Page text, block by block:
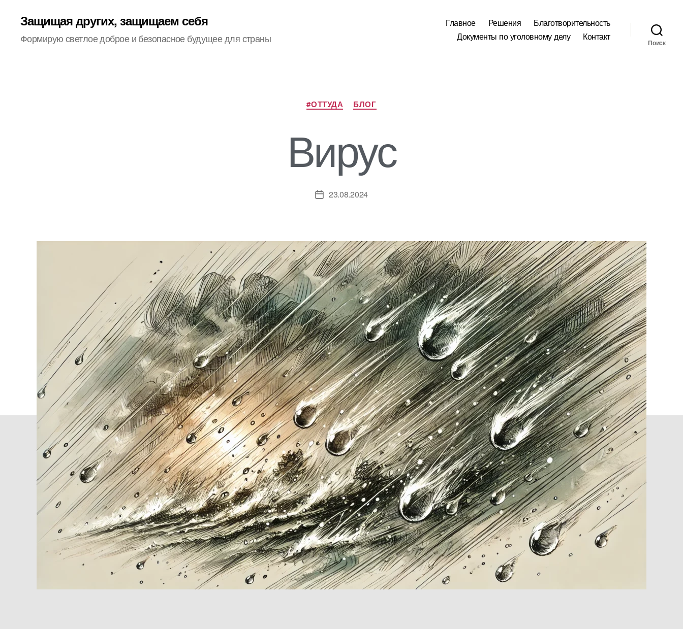
Защищая других, защищаем себя
Формирую светлое доброе и безопасное будущее для страны
Главное Решения
Благотворительность
Документы по уголовному делу
Контакт
Поиск
Рубрики
#ОТТУДА БЛОГ
Вирус
Дата23.08.2024